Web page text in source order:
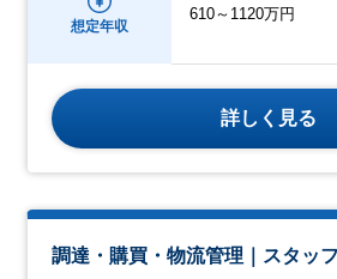
想定年収
610～1120万円
詳しく見る
調達・購買・物流管理｜スタッ